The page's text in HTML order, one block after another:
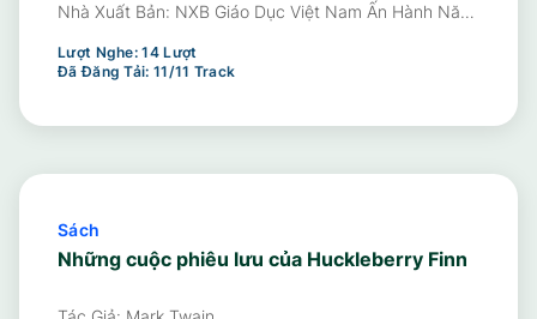
- ĐCB Phần Lịch Sử: Nguyễn Thị Côi, Vũ Văn Quân -
Nguyễn Đình Giang, Phạm Thị Thu Phương
Nhà Xuất Bản: NXB Giáo Dục Việt Nam Ấn Hành Năm
Lượt Nghe:14 Lượt
Đã Đăng Tải:11/11 Track
Sách
Những cuộc phiêu lưu của Huckleberry Finn